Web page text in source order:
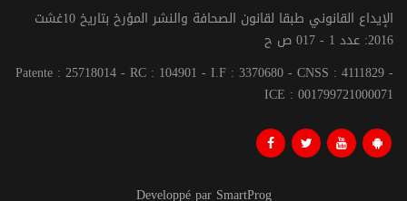
الإيداع القانوني طبقا لقانون الصحافة والنشر المؤرخ بتاريخ 10غشت
2016: عدد 1 - 017 ص ح
Patente : 25718014 - RC : 104901 - I.F : 3370680 - CNSS : 4111829 -
ICE : 001799721000071
Developpé par SmartProg